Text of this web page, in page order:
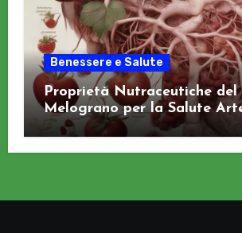
Benessere e Salute
Proprietà Nutraceutiche del
Melograno per la Salute